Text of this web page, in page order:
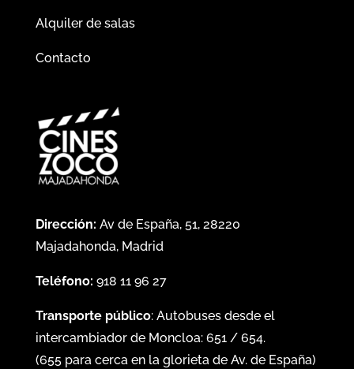
Alquiler de salas
Contacto
Dirección: Av de España, 51, 28220
Majadahonda, Madrid
Teléfono: 918 11 96 27
Transporte público: Autobuses desde el
intercambiador de Moncloa: 651/ 654.
(655para cerca en la glorieta de Av. de España)